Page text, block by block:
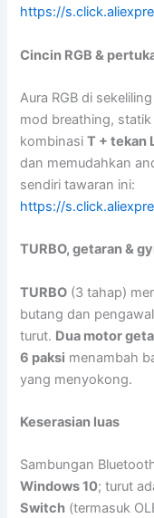
https://
Cincin RGB &
Aura RGB di
mod breathing,
kombinasiT + tekan
dan memudahkan
sendiri tawaran ini:
https://
TURBO, getaran &
TURBO (3 tahap)
butang dan
turut. Dua motor
6 paksi menambah
yang menyokong.
Keserasian luas
Sambungan
Windows 10; turut
Switch (termasuk